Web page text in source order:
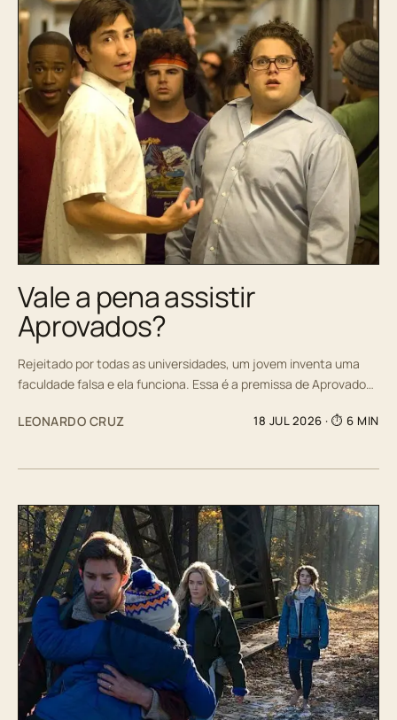
Vale a pena assistir
Aprovados?
Rejeitado por todas as universidades, um jovem inventa uma
faculdade falsa e ela funciona. Essa é a premissa de Aprovado…
LEONARDO CRUZ 18 JUL 2026 · ⏱ 6 MIN